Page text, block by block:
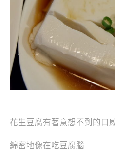
花生豆腐有著意想不到的口
綿密地像在吃豆腐腦